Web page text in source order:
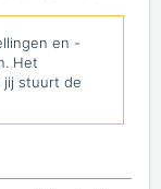
en -
Het
jij stuurt de